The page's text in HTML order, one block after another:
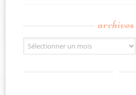
archives
Archives